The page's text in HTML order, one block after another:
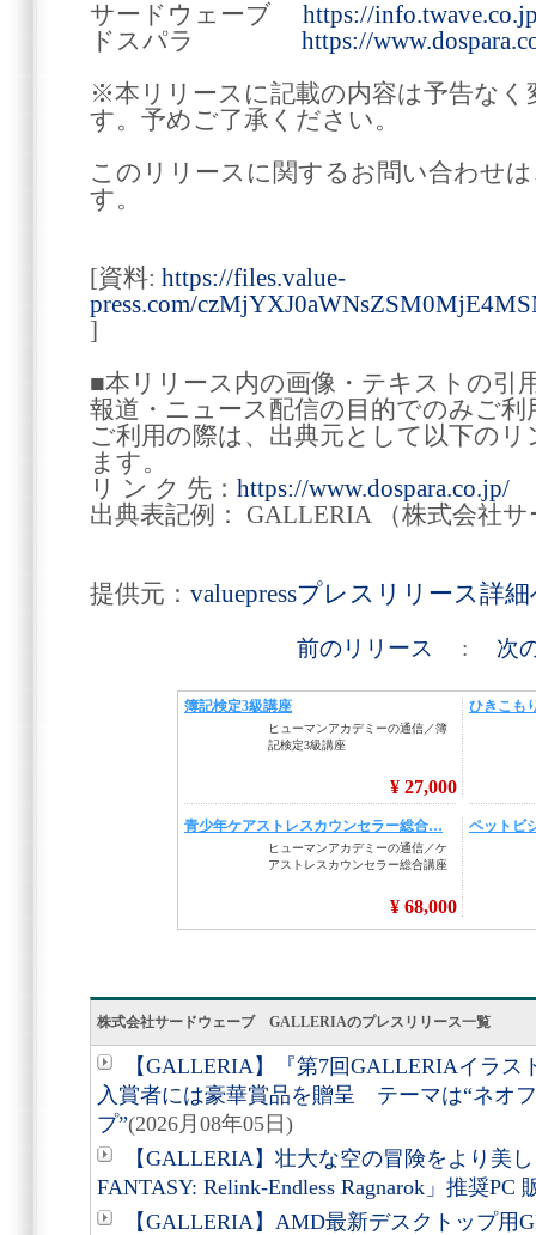
サードウェーブ https://
ドスパラ https://
※本リリースに記載の内容は予告なく
す。予めご了承ください。
このリリースに関するお問い合わせ
す。
[資料: https://files.value-
press.com/
]
■本リリース内の画像・テキストの引
報道・ニュース配信の目的でのみご
ご利用の際は、出典元として以下の
ます。
リ ン ク 先： https://www.dospara.co.jp/
出典表記例： GALLERIA （株式会社
提供元： valuepressプレスリリース詳
前のリリース : 次
株式会社サードウェーブ GALLERIAのプレスリリース一覧
【GALLERIA】『第7回GALLERIAイラ
入賞者には豪華賞品を贈呈 テーマは“ネオ
プ”(2026月08年05日)
【GALLERIA】壮大な空の冒険をより美
FANTASY: Relink-Endless Ragnarok」推奨PC
【GALLERIA】AMD最新デスクトップ